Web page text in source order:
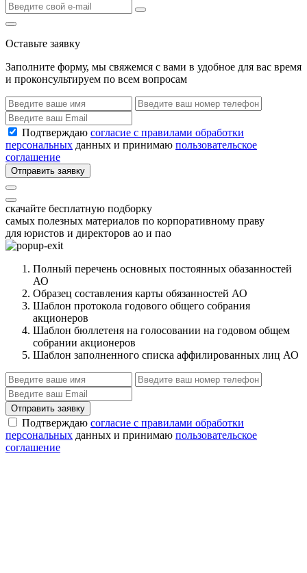
Оставьте заявку
Заполните форму, мы свяжемся с вами в удобное для вас время
и проконсультируем по всем вопросам
Подтверждаю согласие с правилами обработки
персональных данных и принимаю пользовательское
соглашение
Отправить заявку
скачайте бесплатную подборку
самых полезных материалов по корпоративному праву
для юристов и директоров ао и пао
Полный перечень основных постоянных обазанностей
АО
Образец составления карты обязанностей АО
Шаблон протокола годового общего собрания
акционеров
Шаблон бюллетеня на голосовании на годовом общем
собрании акционеров
Шаблон заполненного списка аффилированных лиц АО
Отправить заявку
Подтверждаю согласие с правилами обработки
персональных данных и принимаю пользовательское
соглашение